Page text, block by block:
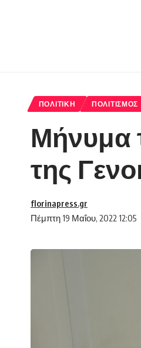
ΠΟΛΙΤΙΚΉ ΠΟΛΙΤΙΣΜΌΣ
Μήνυμα
της
Πέμπτη 19 Μαΐου, 2022 12:05
florinapress.gr